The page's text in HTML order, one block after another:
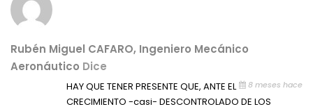
Rubén Miguel CAFARO, Ingeniero Mecánico
Aeronáutico Dice
8 meses hace
HAY QUE TENER PRESENTE QUE, ANTE EL
CRECIMIENTO -casi- DESCONTROLADO DE LOS